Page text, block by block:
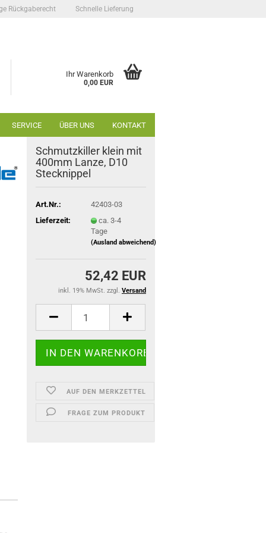
Rückgaberecht Schnelle Lieferung
Ihr Warenkorb
0,00 EUR
SERVICE ÜBER UNS KONTAKT
Schmutzkiller klein mit
400mm Lanze, D10
Stecknippel
Art.Nr.:
42403-03
Lieferzeit:
ca. 3-4
Tage
(Ausland abweichend)
52,42 EUR
inkl. 19% MwSt. zzgl. Versand
AUF DEN MERKZETTEL
FRAGE ZUM PRODUKT